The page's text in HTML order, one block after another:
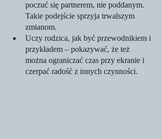
poczuć się partnerem, nie poddanym.
Takie podejście sprzyja trwalszym
zmianom.
Uczy rodzica, jak być przewodnikiem i
przykładem – pokazywać, że też
można ograniczać czas przy ekranie i
czerpać radość z innych czynności.